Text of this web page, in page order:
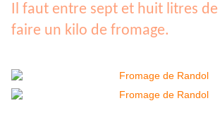
Il faut entre sept et huit litres
faire un kilo de fromage.